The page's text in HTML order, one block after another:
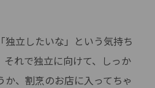
独立したいな」という気持ち
それで独立に向けて、しっか
か、割烹のお店に入ってちゃ